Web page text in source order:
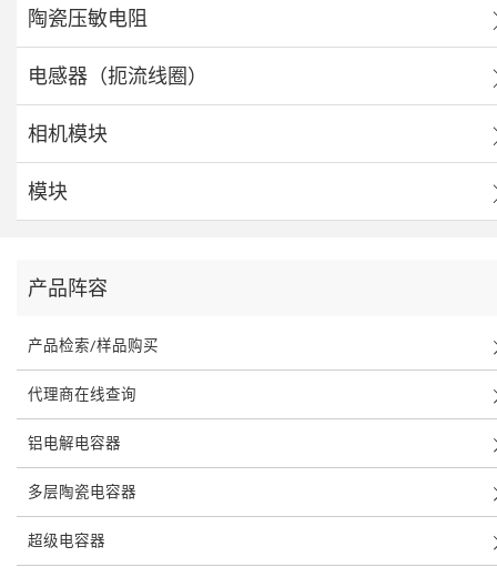
陶瓷压敏电阻
电感器（扼流线圈）
相机模块
模块
产品阵容
产品检索/样品购买
代理商在线查询
铝电解电容器
多层陶瓷电容器
超级电容器